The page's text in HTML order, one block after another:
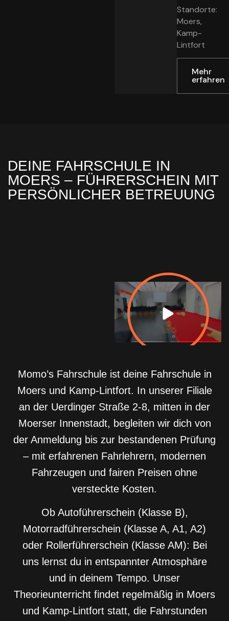
Standorte:
Moers,
Kamp-
Lintfort
Mehr
erfahren
DEINE FAHRSCHULE IN
MOERS – FÜHRERSCHEIN MIT
PERSÖNLICHER BETREUUNG
Momo’s Fahrschule ist deine Fahrschule in
Moers und Kamp-Lintfort. In unserer Filiale
an der Uerdinger Straße 2-8, mitten in der
Moerser Innenstadt, begleiten wir dich von
der Anmeldung bis zur bestandenen Prüfung
– mit erfahrenen Fahrlehrern, modernen
Fahrzeugen und fairen Preisen ohne
versteckte Kosten.
Ob Autoführerschein (Klasse B),
Motorradführerschein (Klasse A, A1, A2)
oder Rollerführerschein (Klasse AM): Bei
uns lernst du in entspannter Atmosphäre
und in deinem Tempo. Unser
Theorieunterricht findet regelmäßig in Moers
und Kamp-Lintfort statt, die Fahrstunden